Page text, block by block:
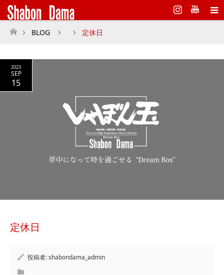
Instagram
ホーム
BLOG 定休日
2023
SEP
15
定休日
投稿者:shabondama_admin